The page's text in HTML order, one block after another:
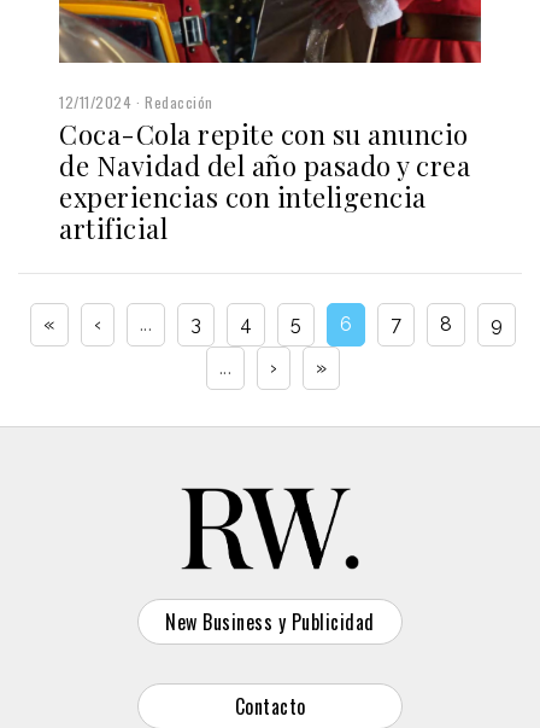
12/11/2024 Redacción
Coca-Cola repite con su anuncio
de Navidad del año pasado y crea
experiencias con inteligencia
artificial
« ‹ ... 3 4 5 6 7 8
9
...
› »
New Business y Publicidad
Contacto